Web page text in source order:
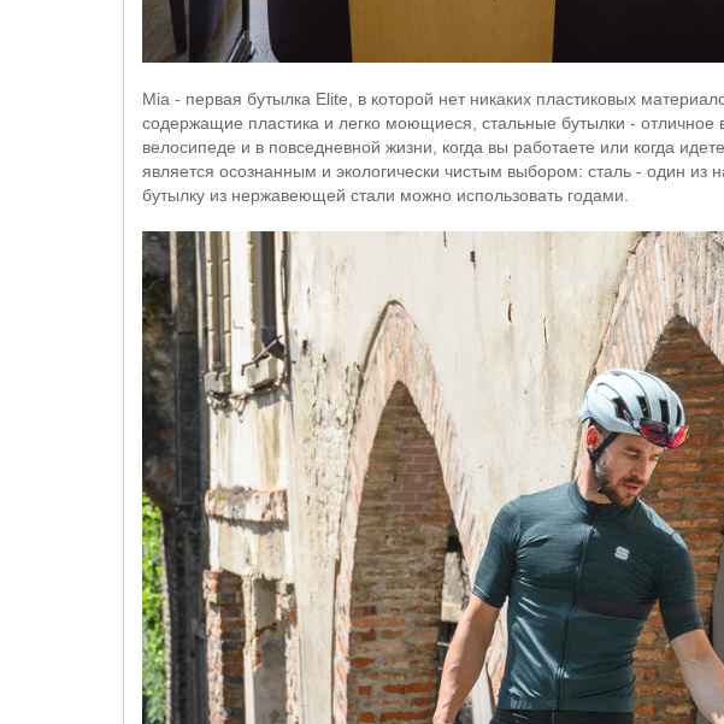
Mia - первая бутылка Elite, в которой нет никаких пластиковых
содержащие пластика и легко моющиеся, стальные бутылки -
велосипеде и в повседневной жизни, когда вы работаете или когда
является осознанным и экологически чистым выбором: сталь - один
бутылку из нержавеющей стали можно использовать годами.